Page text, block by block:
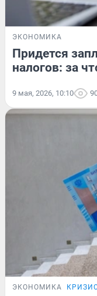
ЭКОНОМИКА
Придется
налогов: за
9 мая, 2026, 10:10
ЭКОНОМИКА